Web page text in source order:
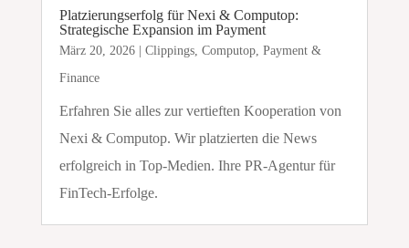
Platzierungserfolg für Nexi & Computop:
Strategische Expansion im Payment
März 20, 2026| Clippings, Computop, Payment &
Finance
Erfahren Sie alles zur vertieften Kooperation von
Nexi & Computop. Wir platzierten die News
erfolgreich in Top-Medien. Ihre PR-Agentur für
FinTech-Erfolge.